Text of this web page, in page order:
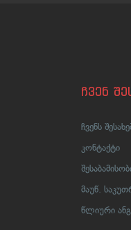
ჩვენ
ჩვენს
კონტაქტი
მაუწ.
წლიური